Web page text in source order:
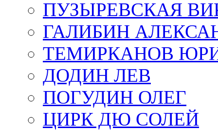
ПУЗЫРЕВСКАЯ
ГАЛИБИН
ТЕМИРКАНОВ
ДОДИН ЛЕВ
ПОГУДИН ОЛЕГ
ЦИРК ДЮ СОЛЕЙ